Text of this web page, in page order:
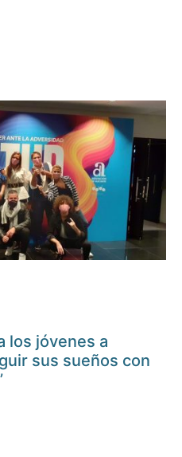
los jóvenes a
sus sueños con